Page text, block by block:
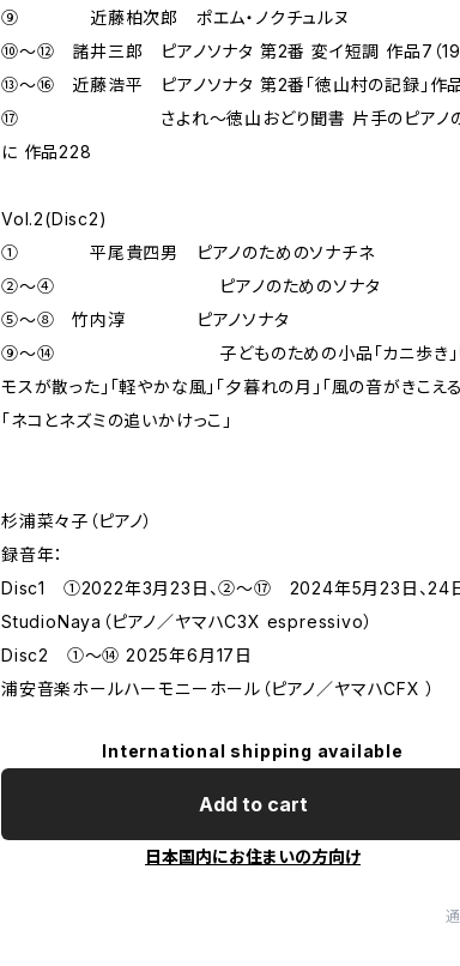
⑨ 近藤柏次郎 ポエム・ノクチュルヌ
⑩～⑫ 諸井三郎 ピアノソナタ 第2番 変イ短調 作品7（
⑬～⑯ 近藤浩平 ピアノソナタ 第2番「徳山村の記録」作
⑰ さよれ～徳山おどり聞書 片手のピアノの
に 作品228
Vol.2(Disc2)
① 平尾貴四男 ピアノのためのソナチネ
②～④ ピアノのためのソナタ
⑤～⑧ 竹内淳 ピアノソナタ
⑨～⑭ 子どものための小品「カニ歩き」「
モスが散った」「軽やかな風」「夕暮れの月」「風の音がきこえる
「ネコとネズミの追いかけっこ」
杉浦菜々子（ピアノ）
録音年：
Disc1 ①2022年3月23日、②〜⑰ 2024年5月23日、24
StudioNaya（ピアノ／ヤマハC3X espressivo）
Disc2 ①～⑭ 2025年6月17日
浦安音楽ホールハーモニーホール（ピアノ／ヤマハCFX ）
International shipping available
Add to cart
日本国内にお住まいの方向け